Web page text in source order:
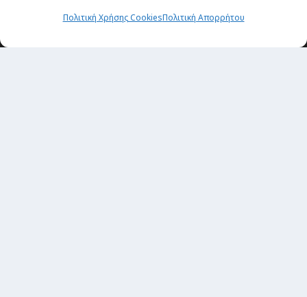
Πολιτική Χρήσης CookiesΠολιτική Απορρήτου